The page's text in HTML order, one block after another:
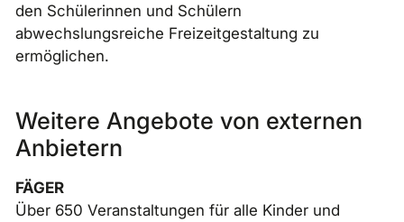
den Schülerinnen und Schülern
abwechslungsreiche Freizeitgestaltung zu
ermöglichen.
Weitere Angebote von externen
Anbietern
FÄGER
Über 650 Veranstaltungen für alle Kinder und